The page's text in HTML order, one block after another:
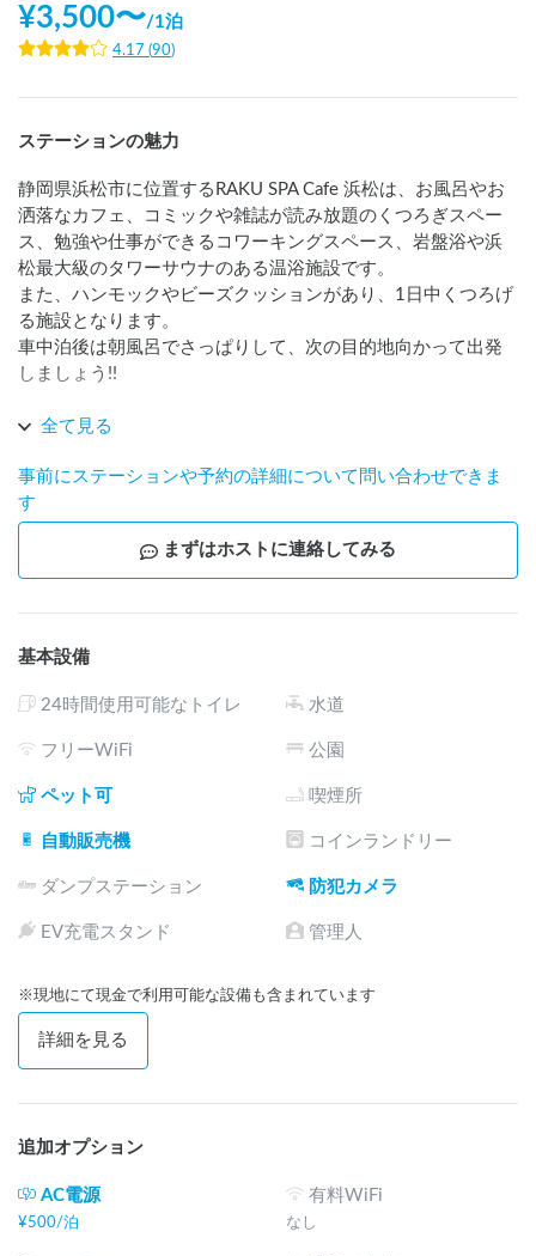
¥3,500〜/1泊
4.17 (90)
ステーションの魅力
静岡県浜松市に位置するRAKU SPA Cafe 浜松は、お風呂やお
洒落なカフェ、コミックや雑誌が読み放題のくつろぎスペー
ス、勉強や仕事ができるコワーキングスペース、岩盤浴や浜
松最大級のタワーサウナのある温浴施設です。
また、ハンモックやビーズクッションがあり、1日中くつろげ
る施設となります。
車中泊後は朝風呂でさっぱりして、次の目的地向かって出発
しましょう!!
AC電源(追加オプション:500円)を設置しました!!
ご利用心よりお待ちしております!!
※朝風呂（7:00-10:00）が1泊1台につき2名様までセットで
車中泊駐車場代をご利用3,500円でご案内しております。
※ゴミの回収(500円)を追加オプションでご案内しています。
※AC電源(500円)を追加オプションでご案内しています。
用時はフロントスタッフにお声がけをお願いします。
全て見る
事前にステーションや予約の詳細について問い合わせできま
す
まずはホストに連絡してみる
基本設備
24時間使用可能なトイレ 水道
フリーWiFi 公園
ペット可 喫煙所
自動販売機 コインランドリー
ダンプステーション 防犯カメラ
EV充電スタンド 管理人
※現地にて現金で利用可能な設備も含まれています
詳細を見る
追加オプション
AC電源
¥500/泊
有料WiFi
なし